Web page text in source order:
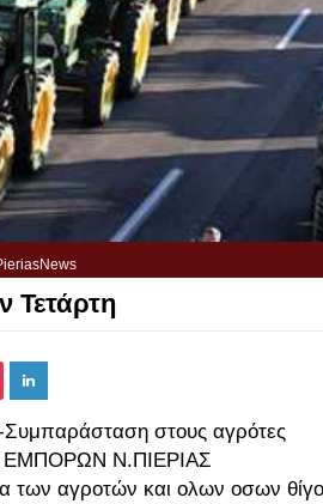
Τετάρτη
Συμπαράσταση στους αγρότες
Ν.ΠΙΕΡΙΑΣ
των αγροτών και ολων οσων